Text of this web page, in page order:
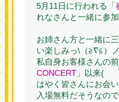
5月11日に行われる「
れなさんと一緒に参
お姉さん方と一緒に
い楽しみっ\（≧∇≦）ノ
私自身お客様さんの
CONCERT 」以来(
はやく皆さんにお会
入場無料だそうなの